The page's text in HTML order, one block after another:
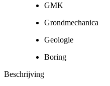
GMK
Grondmechanica
Geologie
Boring
Beschrijving